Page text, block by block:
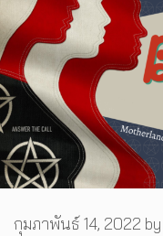
กุมภาพันธ์ 14, 2022 by